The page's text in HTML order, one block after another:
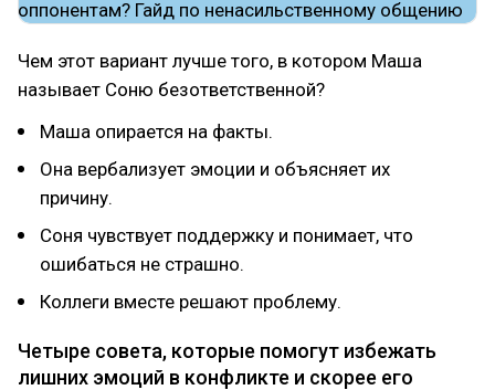
Чем этот вариант лучше того, в котором Маша
называет Соню безответственной?
Маша опирается на факты.
Она вербализует эмоции и объясняет их
причину.
Соня чувствует поддержку и понимает, что
ошибаться не страшно.
Коллеги вместе решают проблему.
Четыре совета, которые помогут избежать
лишних эмоций в конфликте и скорее его